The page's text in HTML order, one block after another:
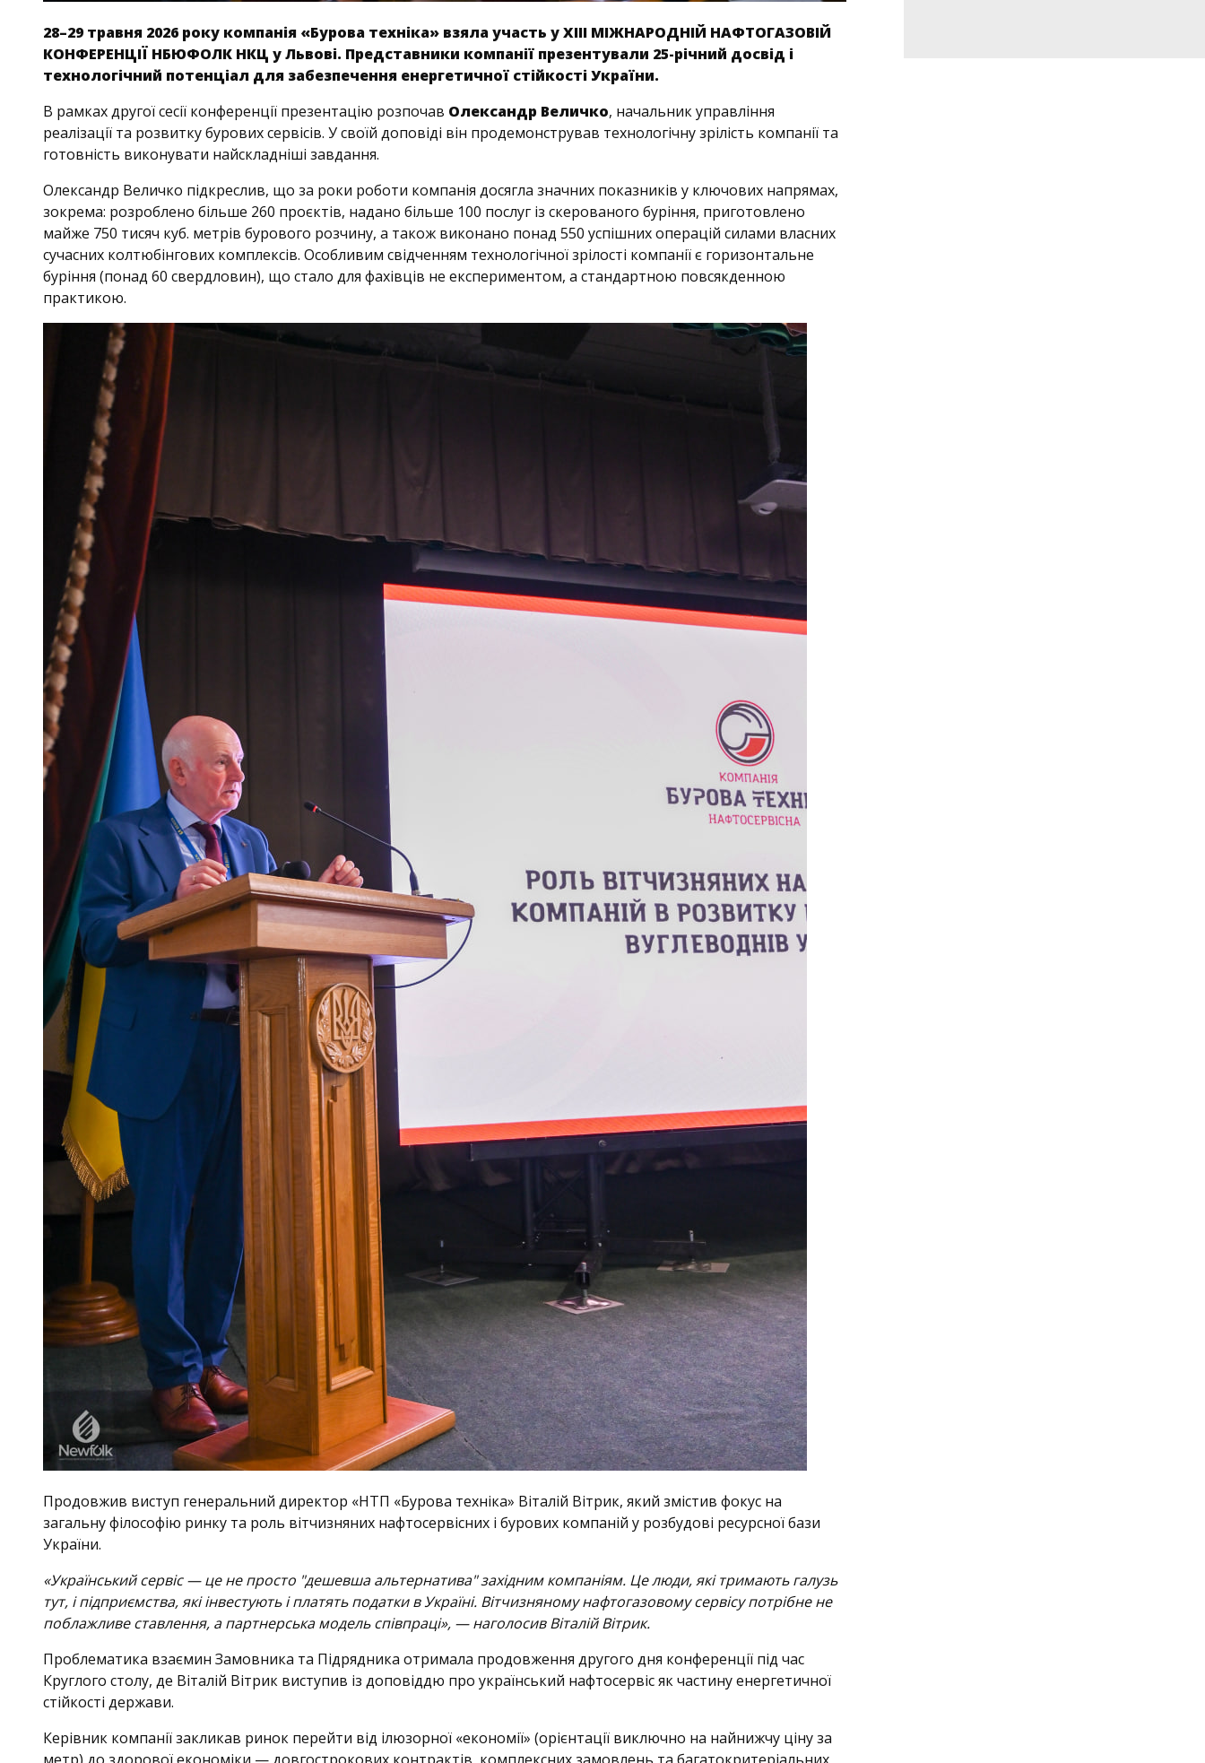
28–29 травня 2026 року компанія «Бурова техніка» взяла участь у ХІІІ МІЖНАРОДНІЙ НАФТОГАЗОВІЙ
КОНФЕРЕНЦІЇ НБЮФОЛК НКЦ у Львові. Представники компанії презентували 25-річний досвід і
технологічний потенціал для забезпечення енергетичної стійкості України.
В рамках другої сесії конференції презентацію розпочав Олександр Величко, начальник управління
реалізації та розвитку бурових сервісів. У своїй доповіді він продемонстрував технологічну зрілість компанії та
готовність виконувати найскладніші завдання.
Олександр Величко підкреслив, що за роки роботи компанія досягла значних показників у ключових напрямах,
зокрема: розроблено більше 260 проєктів, надано більше 100 послуг із скерованого буріння, приготовлено
майже 750 тисяч куб. метрів бурового розчину, а також виконано понад 550 успішних операцій силами власних
сучасних колтюбінгових комплексів. Особливим свідченням технологічної зрілості компанії є горизонтальне
буріння (понад 60 свердловин), що стало для фахівців не експериментом, а стандартною повсякденною
практикою.
Продовжив виступ генеральний директор «НТП «Бурова техніка» Віталій Вітрик, який змістив фокус на
загальну філософію ринку та роль вітчизняних нафтосервісних і бурових компаній у розбудові ресурсної бази
України.
«Український сервіс — це не просто "дешевша альтернатива" західним компаніям. Це люди, які тримають галузь
тут, і підприємства, які інвестують і платять податки в Україні. Вітчизняному нафтогазовому сервісу потрібне не
поблажливе ставлення, а партнерська модель співпраці», — наголосив Віталій Вітрик.
Проблематика взаємин Замовника та Підрядника отримала продовження другого дня конференції під час
Круглого столу, де Віталій Вітрик виступив із доповіддю про український нафтосервіс як частину енергетичної
стійкості держави.
Керівник компанії закликав ринок перейти від ілюзорної «економії» (орієнтації виключно на найнижчу ціну за